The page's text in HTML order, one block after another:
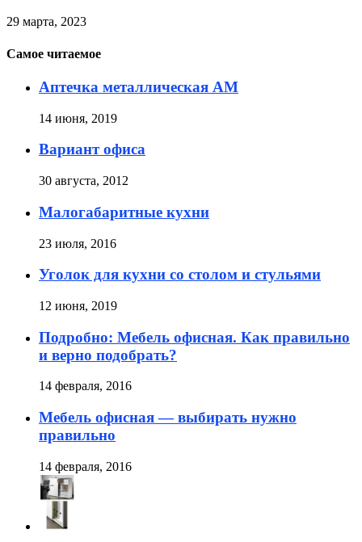
29 марта, 2023
Самое читаемое
Аптечка металлическая АМ
14 июня, 2019
Вариант офиса
30 августа, 2012
Малогабаритные кухни
23 июля, 2016
Уголок для кухни со столом и стульями
12 июня, 2019
Подробно: Мебель офисная. Как правильно
и верно подобрать?
14 февраля, 2016
Мебель офисная — выбирать нужно
правильно
14 февраля, 2016